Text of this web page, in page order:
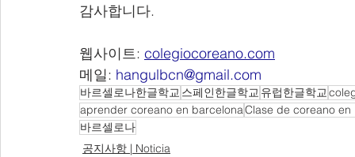
감사합니다.
웹사이트: colegiocoreano.com
메일: hangulbcn@gmail.com
바르셀로나한글학교 스페인한글학교 유럽한글학교
aprender coreano en barcelonaClase de coreano
바르셀로나
공지사항 | Noticia